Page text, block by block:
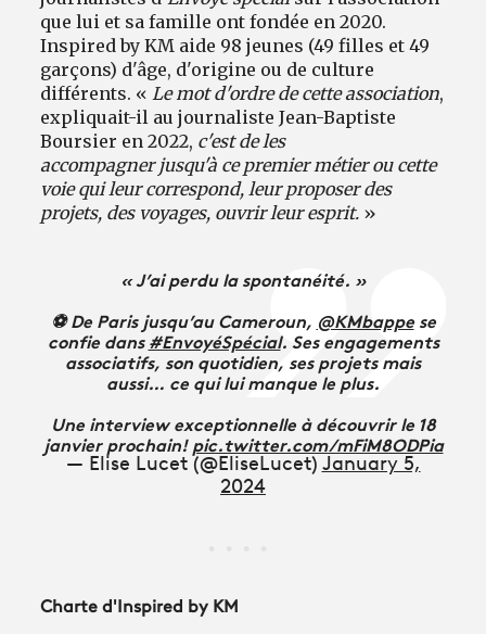
que lui et sa famille ont fondée en 2020.
Inspired by KM aide 98 jeunes (49 filles et 49
garçons) d'âge, d'origine ou de culture
différents. «Le mot d'ordre de cette association,
expliquait-il au journaliste Jean-Baptiste
Boursier en 2022, c'est de les
accompagner jusqu'à ce premier métier ou cette
voie qui leur correspond, leur proposer des
projets, des voyages, ouvrir leur esprit. »
« J’ai perdu la spontanéité. »
⚽️ De Paris jusqu’au Cameroun, @KMbappese
confie dans#EnvoyéSpécial. Ses engagements
associatifs, son quotidien, ses projets mais
aussi… ce qui lui manque le plus.
Une interview exceptionnelle à découvrir le 18
janvier prochain!pic.twitter.com/mFiM8ODPia
— Elise Lucet (@EliseLucet) January 5,
2024
Charte d'Inspired by KM